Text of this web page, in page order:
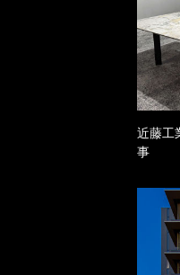
近藤工
事